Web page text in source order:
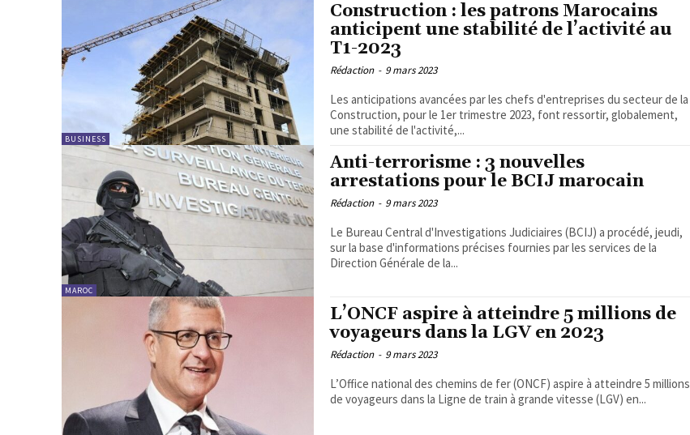
BUSINESS
Construction : les patrons Marocains
anticipent une stabilité de l’activité au
T1-2023
Rédaction - 9 mars 2023
Les anticipations avancées par les chefs d'entreprises du secteur de la
Construction, pour le 1er trimestre 2023, font ressortir, globalement,
une stabilité de l'activité,...
MAROC
Anti-terrorisme : 3 nouvelles
arrestations pour le BCIJ marocain
Rédaction - 9 mars 2023
Le Bureau Central d'Investigations Judiciaires (BCIJ) a procédé, jeudi,
sur la base d'informations précises fournies par les services de la
Direction Générale de la...
L’ONCF aspire à atteindre 5 millions de
voyageurs dans la LGV en 2023
Rédaction - 9 mars 2023
L’Office national des chemins de fer (ONCF) aspire à atteindre 5 millions
de voyageurs dans la Ligne de train à grande vitesse (LGV) en...